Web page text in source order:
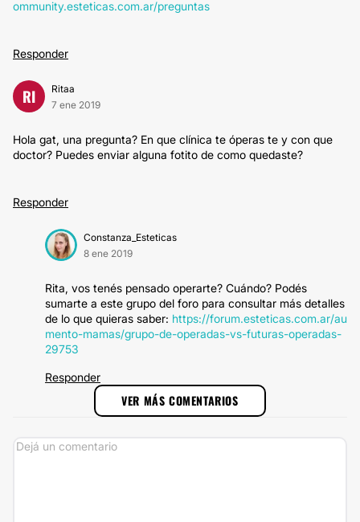
ommunity.esteticas.com.ar/preguntas
Responder
RI
Ritaa
7 ene 2019
Hola gat, una pregunta? En que clínica te óperas te y con que
doctor? Puedes enviar alguna fotito de como quedaste?
Responder
Constanza_Esteticas
8 ene 2019
Rita, vos tenés pensado operarte? Cuándo? Podés
sumarte a este grupo del foro para consultar más detalles
de lo que quieras saber: https://forum.esteticas.com.ar/au
mento-mamas/grupo-de-operadas-vs-futuras-operadas-
29753
Responder
VER MÁS COMENTARIOS